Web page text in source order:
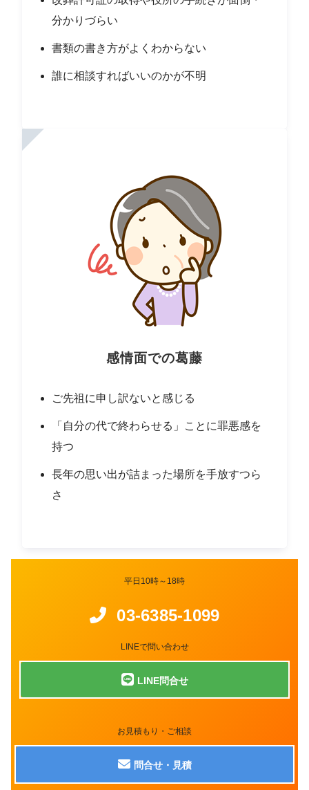
分かりづらい
書類の書き方がよくわからない
誰に相談すればいいのかが不明
感情面での葛藤
ご先祖に申し訳ないと感じる
「自分の代で終わらせる」ことに罪悪感を
持つ
長年の思い出が詰まった場所を手放すつら
さ
平日10時～18時
03-6385-1099
LINEで問い合わせ
LINE問合せ
お見積もり・ご相談
問合せ・見積